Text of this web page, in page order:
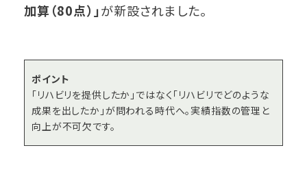
加算（80点）」が新設されました。
ポイント
「リハビリを提供したか」ではなく「リハビリでどのような
成果を出したか」が問われる時代へ。実績指数の管理と
向上が不可欠です。